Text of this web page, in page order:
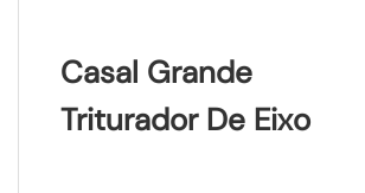
Casal Grande
Triturador De Eixo